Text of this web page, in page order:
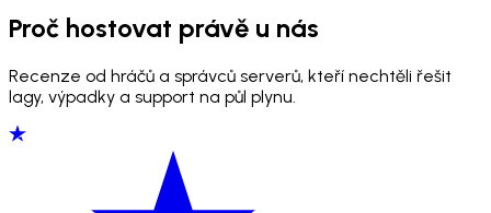
Proč hostovat právě u nás
Recenze od hráčů a správců serverů, kteří nechtěli řešit
lagy, výpadky a support na půl plynu.